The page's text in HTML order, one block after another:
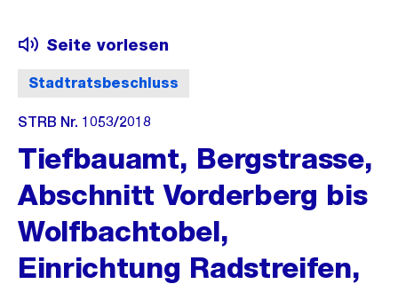
Stadtratsbeschluss
Seite vorlesen
STRB Nr. 1053/2018
Tiefbauamt, Bergstrasse,
Abschnitt Vorderberg bis
Wolfbachtobel,
Einrichtung Radstreifen,